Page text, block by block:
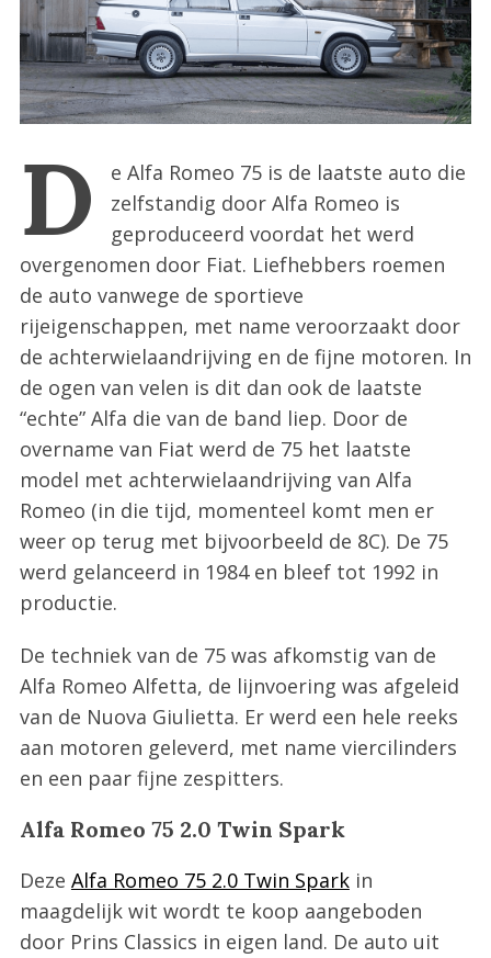
D
e Alfa Romeo 75 is de laatste auto die
zelfstandig door Alfa Romeo is
geproduceerd voordat het werd
overgenomen door Fiat. Liefhebbers roemen
de auto vanwege de sportieve
rijeigenschappen, met name veroorzaakt door
de achterwielaandrijving en de fijne motoren. In
de ogen van velen is dit dan ook de laatste
“echte” Alfa die van de band liep. Door de
overname van Fiat werd de 75 het laatste
model met achterwielaandrijving van Alfa
Romeo (in die tijd, momenteel komt men er
weer op terug met bijvoorbeeld de 8C). De 75
werd gelanceerd in 1984 en bleef tot 1992 in
productie.
De techniek van de 75 was afkomstig van de
Alfa Romeo Alfetta, de lijnvoering was afgeleid
van de Nuova Giulietta. Er werd een hele reeks
aan motoren geleverd, met name viercilinders
en een paar fijne zespitters.
Alfa Romeo 75 2.0 Twin Spark
Deze Alfa Romeo 75 2.0 Twin Sparkin
maagdelijk wit wordt te koop aangeboden
door Prins Classics in eigen land. De auto uit